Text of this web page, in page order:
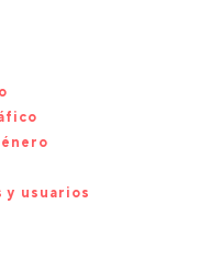
y usuarios